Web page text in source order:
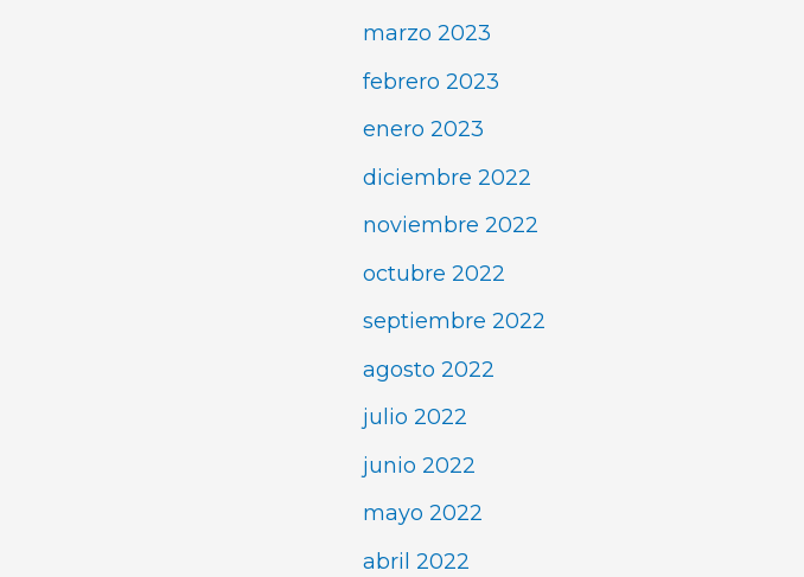
marzo 2023
febrero 2023
enero 2023
diciembre 2022
noviembre 2022
octubre 2022
septiembre 2022
agosto 2022
julio 2022
junio 2022
mayo 2022
abril 2022